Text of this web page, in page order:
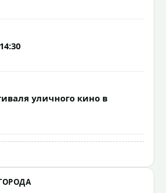
уличного кино в